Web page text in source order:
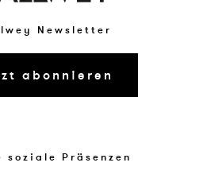
Newsletter
abonnieren
soziale Präsenzen